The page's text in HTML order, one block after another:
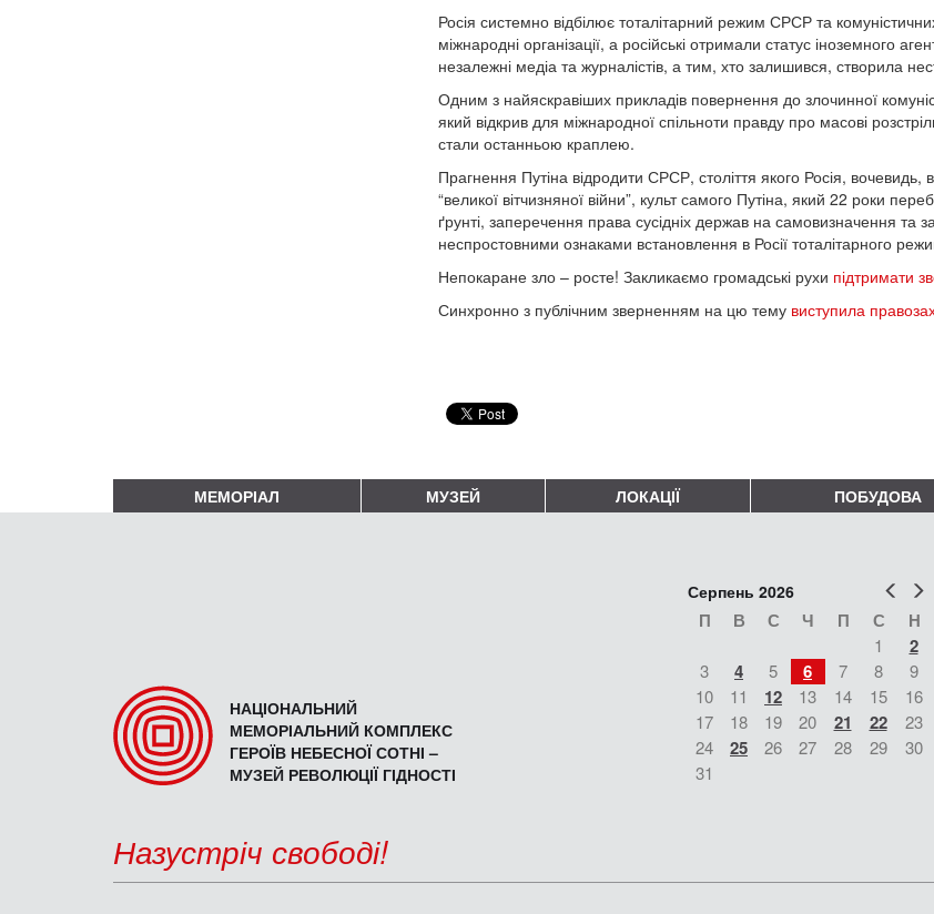
Росія системно відбілює тоталітарний режим СРСР та
міжнародні організації, а російські отримали статус іноземного
незалежні медіа та журналістів, а тим, хто залишився, створила
Одним з найяскравіших прикладів повернення до злочинної
який відкрив для міжнародної спільноти правду про масові
стали останньою краплею.
Прагнення Путіна відродити СРСР, століття якого Росія, вочевидь,
“великої вітчизняної війни”, культ самого Путіна, який 22 роки
ґрунті, заперечення права сусідніх держав на самовизначення та
неспростовними ознаками встановлення в Росії тоталітарного
Непокаране зло – росте! Закликаємо громадські рухи підтримати
Синхронно з публічним зверненням на цю тему виступила
МЕМОРІАЛ МУЗЕЙ ЛОКАЦІЇ ПОБУДОВА
НАЦІОНАЛЬНИЙ
МЕМОРІАЛЬНИЙ КОМПЛЕКС
ГЕРОЇВ НЕБЕСНОЇ СОТНІ –
МУЗЕЙ РЕВОЛЮЦІЇ ГІДНОСТІ
Попер
Серпень 2026
П В С Ч П С Н
1 2
3 4 5 6 7 8
9
10
11 12 13 14 15
16
17
18 19 20 21 22
23
24
25 26 27 28 29
30
31
Назустріч свободі!